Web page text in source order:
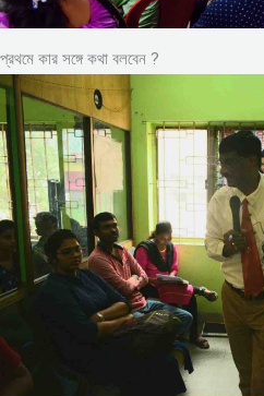
প্রথমে কার সঙ্গে কথা বলবেন ?